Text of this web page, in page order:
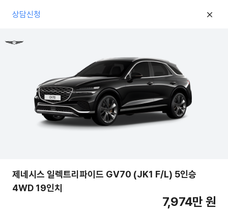
상담신청
제네시스 일렉트리파이드 GV70 (JK1 F/L) 5인승
4WD 19인치
7,974만 원